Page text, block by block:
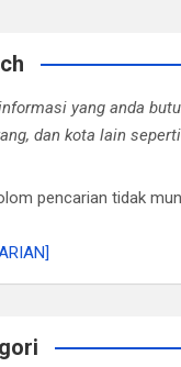
yang anda
dan kota lain
pencarian tidak